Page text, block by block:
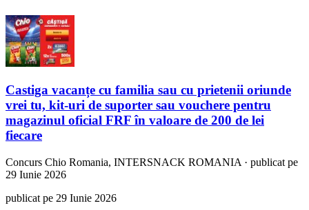
Castiga vacanțe cu familia sau cu prietenii oriunde
vrei tu, kit-uri de suporter sau vouchere pentru
magazinul oficial FRF în valoare de 200 de lei
fiecare
Concurs Chio Romania, INTERSNACK ROMANIA · publicat pe
29 Iunie 2026
publicat pe 29 Iunie 2026